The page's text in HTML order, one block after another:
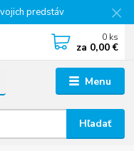
predstáv
Menu
Hľadať
0 ks
za 0,00 €